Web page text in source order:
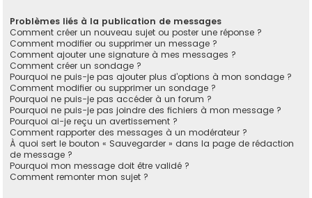
Problèmes liés à la publication de messages
Comment créer un nouveau sujet ou poster une réponse ?
Comment modifier ou supprimer un message ?
Comment ajouter une signature à mes messages ?
Comment créer un sondage ?
Pourquoi ne puis-je pas ajouter plus d’options à mon sondage ?
Comment modifier ou supprimer un sondage ?
Pourquoi ne puis-je pas accéder à un forum ?
Pourquoi ne puis-je pas joindre des fichiers à mon message ?
Pourquoi ai-je reçu un avertissement ?
Comment rapporter des messages à un modérateur ?
À quoi sert le bouton « Sauvegarder » dans la page de rédaction
de message ?
Pourquoi mon message doit être validé ?
Comment remonter mon sujet ?